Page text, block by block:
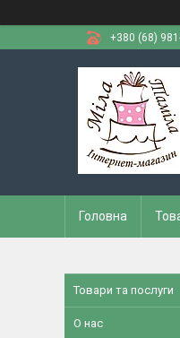
+380 (68)
Головна
Товари та послуги
О нас